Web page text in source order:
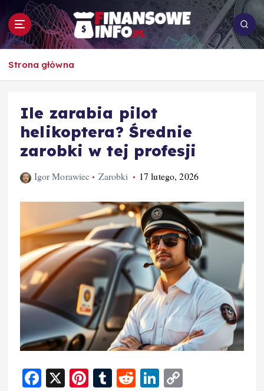
p
To i owo o rachunkowości, pracy, biznesie i
Strona główna
Ile zarabia pilot
helikoptera? Średnie
zarobki w tej profesji
Igor Morawiec Zarobki 17 lutego, 2026
F
X
Pi T
R
Li